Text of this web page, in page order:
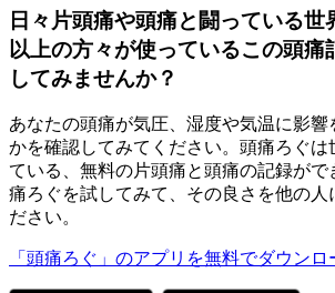
日々片頭痛や頭痛と闘っている世
以上の方々が使っているこの頭痛
してみませんか？
あなたの頭痛が気圧、湿度や気温に影響
かを確認してみてください。頭痛ろぐは
ている、無料の片頭痛と頭痛の記録がで
痛ろぐを試してみて、その良さを他の人
ださい。
「頭痛ろぐ」のアプリを無料でダウンロ